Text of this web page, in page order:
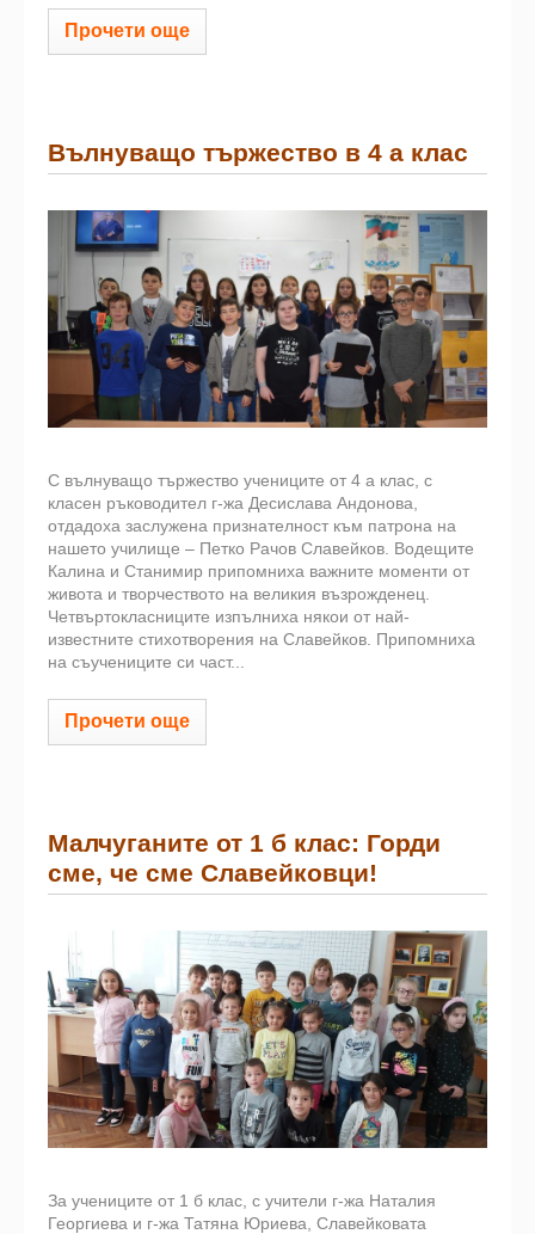
Прочети още
Вълнуващо тържество в 4 а клас
С вълнуващо тържество учениците от 4 а клас, с
класен ръководител г-жа Десислава Андонова,
отдадоха заслужена признателност към патрона на
нашето училище – Петко Рачов Славейков. Водещите
Калина и Станимир припомниха важните моменти от
живота и творчеството на великия възрожденец.
Четвъртокласниците изпълниха някои от най-
известните стихотворения на Славейков. Припомниха
на съучениците си част...
Прочети още
Малчуганите от 1 б клас: Горди
сме, че сме Славейковци!
За учениците от 1 б клас, с учители г-жа Наталия
Георгиева и г-жа Татяна Юриева, Славейковата